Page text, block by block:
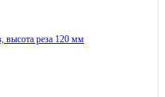
высота реза 120 мм